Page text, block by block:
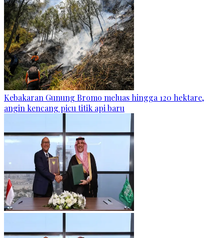
Kebakaran Gunung Bromo meluas hingga 120 hektare,
angin kencang picu titik api baru